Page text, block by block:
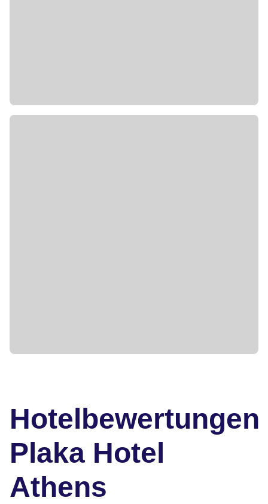
Hotelbewertungen
Plaka Hotel
Athens